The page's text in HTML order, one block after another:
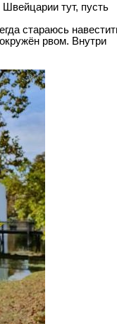
тут, пусть
стараюсь
рвом. Внутри